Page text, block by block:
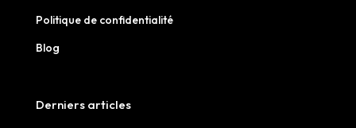
Politique de confidentialité
Blog
Derniers articles